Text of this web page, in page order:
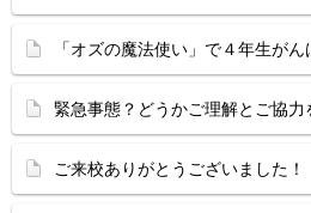
「オズの魔法使い」で４年生がん
緊急事態？どうかご理解とご協力
ご来校ありがとうございました！